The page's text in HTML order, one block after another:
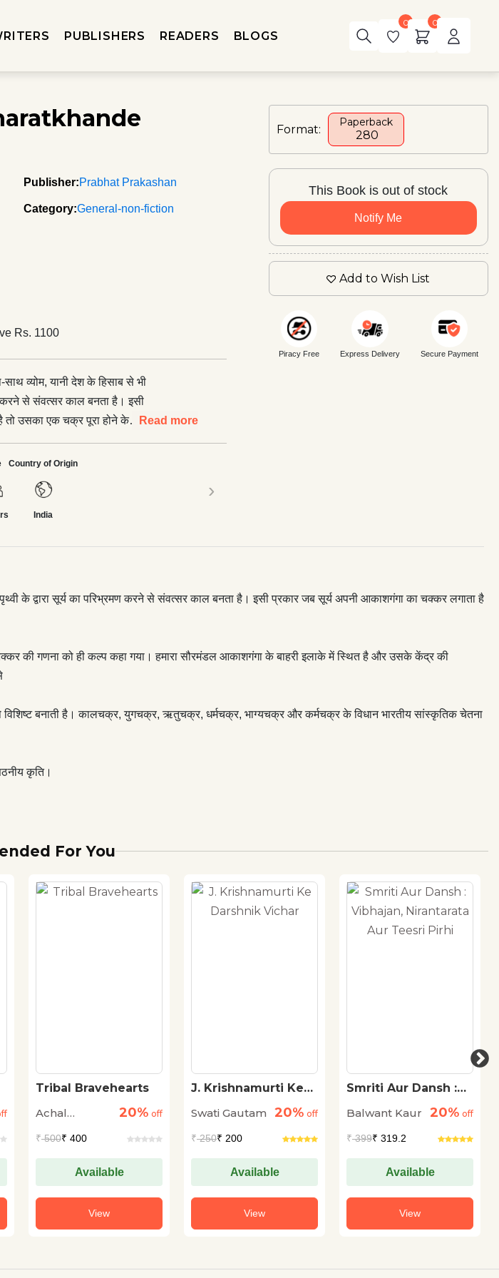
PUBLISHERS READERS BLOGS
0 0
Publisher:Prabhat Prakashan
Category:General-non-fiction
Rs. 1100
व्योम, यानी देश के हिसाब से भी
करने से संवत्सर काल बनता है। इसी
तो उसका एक चक्र पूरा होने के
की गणना को ही कल्प कहा गया।
और उसके केंद्र की परिक्रमा कर रहा
वर्ष लग जाते हैं। —इसी पुस्तक
Read more
Country of Origin
India
›
Format:
Paperback
₹ 280
This Book is out of stock
Notify Me
Add to Wish List
Piracy Free Express Delivery Secure Payment
के द्वारा सूर्य का परिभ्रमण करने से संवत्सर काल बनता है। इसी प्रकार जब सूर्य अपनी आकाशगंगा का चक्कर लगाता है
की गणना को ही कल्प कहा गया। हमारा सौरमंडल आकाशगंगा के बाहरी इलाके में स्थित है और उसके केंद्र की
बनाती है। कालचक्र, युगचक्र, ऋतुचक्र, धर्मचक्र, भाग्यचक्र और कर्मचक्र के विधान भारतीय सांस्कृतिक चेतना
कृति।
For You
Tribal Bravehearts
Achal
20% off
₹500₹ 400
Available
View
J. Krishnamurti Ke
Swati Gautam
20% off
₹250₹ 200
Available
View
Smriti Aur Dansh :
Aur Teesri Pirhi
Balwant Kaur 20% off
₹399₹ 319.2
Available
View